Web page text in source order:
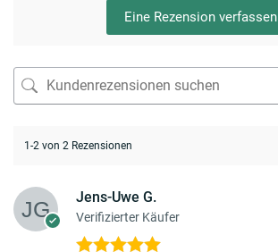
Eine Rezension verfassen
1-2 von 2 Rezensionen
Jens-Uwe G.
Verifizierter Käufer